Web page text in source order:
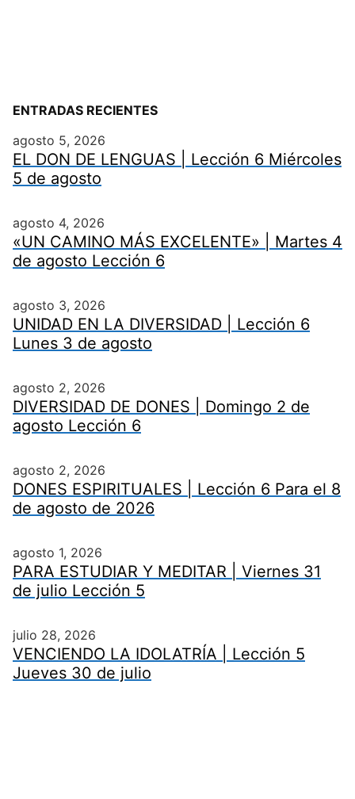
ENTRADAS RECIENTES
agosto 5, 2026
EL DON DE LENGUAS | Lección 6 Miércoles
5 de agosto
agosto 4, 2026
«UN CAMINO MÁS EXCELENTE» | Martes 4
de agosto Lección 6
agosto 3, 2026
UNIDAD EN LA DIVERSIDAD | Lección 6
Lunes 3 de agosto
agosto 2, 2026
DIVERSIDAD DE DONES | Domingo 2 de
agosto Lección 6
agosto 2, 2026
DONES ESPIRITUALES | Lección 6 Para el 8
de agosto de 2026
agosto 1, 2026
PARA ESTUDIAR Y MEDITAR | Viernes 31
de julio Lección 5
julio 28, 2026
VENCIENDO LA IDOLATRÍA | Lección 5
Jueves 30 de julio